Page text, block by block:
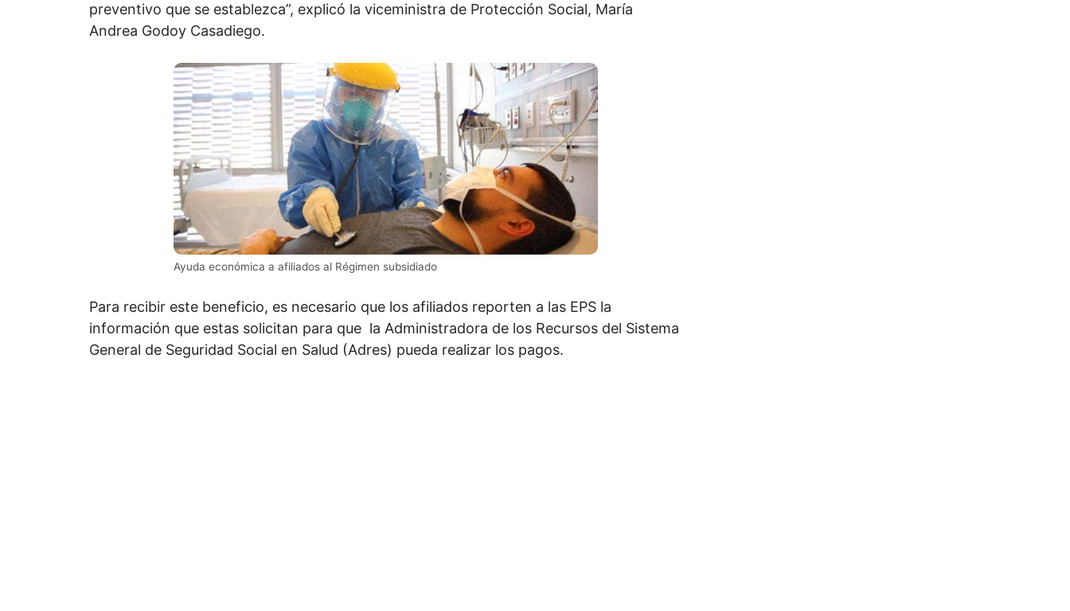
preventivo que se establezca”, explicó la viceministra de Protección Social, María
Andrea Godoy Casadiego.
Ayuda económica a afiliados al Régimen subsidiado
Para recibir este beneficio, es necesario que los afiliados reporten a las EPS la
información que estas solicitan para que la Administradora de los Recursos del Sistema
General de Seguridad Social en Salud (Adres) pueda realizar los pagos.